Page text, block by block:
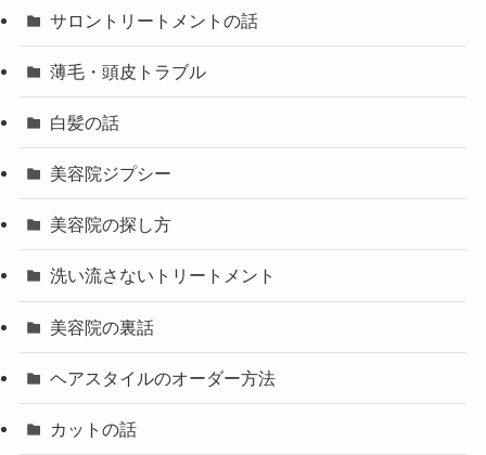
サロントリートメントの話
薄毛・頭皮トラブル
白髪の話
美容院ジプシー
美容院の探し方
洗い流さないトリートメント
美容院の裏話
ヘアスタイルのオーダー方法
カットの話